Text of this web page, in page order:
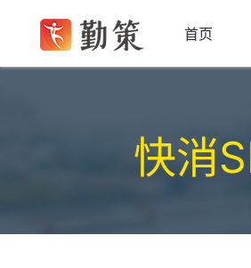
首页
快消